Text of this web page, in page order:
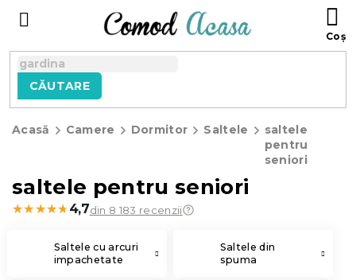
CĂUTARE
Acasă Camere Dormitor Saltele
saltele
pentru
seniori
saltele pentru seniori
★★★★★
★★★★★ 4,7din 8 183 recenzii
Saltele cu arcuri
impachetate
Saltele din
spuma